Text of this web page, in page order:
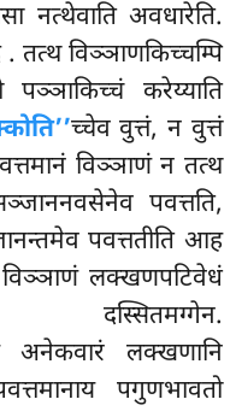
नत्थेवाति अवधारेति.
. तत्थ विञ्ञाणकिच्चम्पि
करेय्याति
च्चेव वुत्तं, न वुत्तं
विञ्ञाणं न तत्थ
पवत्तति,
पवत्ततीति आह
लक्खणपटिवेधं
दस्सितमग्गेन.
अनेकवारं लक्खणानि
पगुणभावतो